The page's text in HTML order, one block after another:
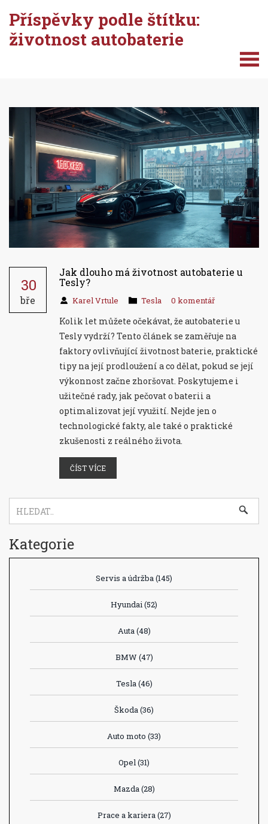
Příspěvky podle štítku:
životnost autobaterie
30
bře
Jak dlouho má životnost autobaterie u
Tesly?
Karel Vrtule Tesla 0 komentář
Kolik let můžete očekávat, že autobaterie u
Tesly vydrží? Tento článek se zaměřuje na
faktory ovlivňující životnost baterie, praktické
tipy na její prodloužení a co dělat, pokud se její
výkonnost začne zhoršovat. Poskytujeme i
užitečné rady, jak pečovat o baterii a
optimalizovat její využití. Nejde jen o
technologické fakty, ale také o praktické
zkušenosti z reálného života.
ČÍST VÍCE
Kategorie
Servis a údržba(145)
Hyundai(52)
Auta(48)
BMW (47)
Tesla(46)
Škoda(36)
Auto moto (33)
Opel(31)
Mazda(28)
Prace a kariera(27)